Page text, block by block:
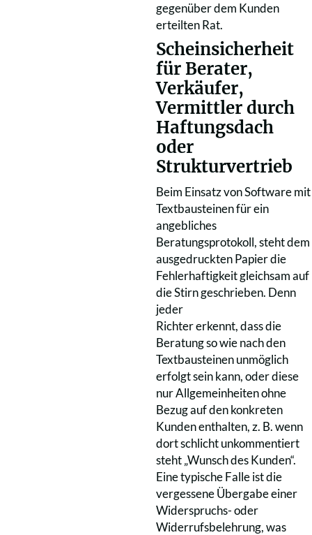
gegenüber dem Kunden
erteilten Rat.
Scheinsicherheit
für Berater,
Verkäufer,
Vermittler durch
Haftungsdach
oder
Strukturvertrieb
Beim Einsatz von Software mit
Textbausteinen für ein
angebliches
Beratungsprotokoll, steht dem
ausgedruckten Papier die
Fehlerhaftigkeit gleichsam auf
die Stirn geschrieben. Denn
jeder
Richter erkennt, dass die
Beratung so wie nach den
Textbausteinen unmöglich
erfolgt sein kann, oder diese
nur Allgemeinheiten ohne
Bezug auf den konkreten
Kunden enthalten, z. B. wenn
dort schlicht unkommentiert
steht „Wunsch des Kunden“.
Eine typische Falle ist die
vergessene Übergabe einer
Widerspruchs- oder
Widerrufsbelehrung, was